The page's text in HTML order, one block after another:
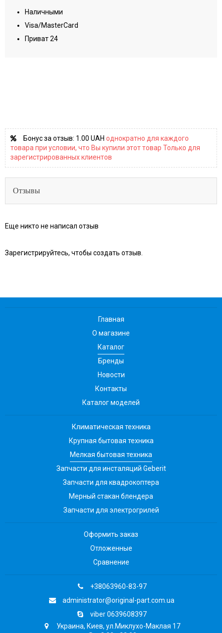
Наличными
Visa/MasterCard
Приват 24
Бонус за отзыв: 1.00 UAH однократно для каждого
товара при условии, что Вы купили этот товар Только для
зарегистрированных клиентов
Отзывы
Еще никто не написал отзыв
Зарегистрируйтесь, чтобы создать отзыв.
Главная
О магазине
Каталог
Бренды
Новости
Контакты
Каталог моделей
Климатическая техника
Крупная бытовая техника
Мелкая бытовая техника
Запчасти для инсталяций Geberit
Запчасти для квадрокоптера
Мерный стакан блендера
Запчасти для электрогрилей
Оформить заказ
Отложенные
Сравнение
+38063960-83-97
administrator@original-part.com.ua
viber 0639608397
Украина, Киев, ул.Миклухо-Маклая 17